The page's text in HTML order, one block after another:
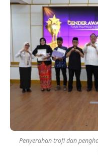
Penyerahan trofi dan